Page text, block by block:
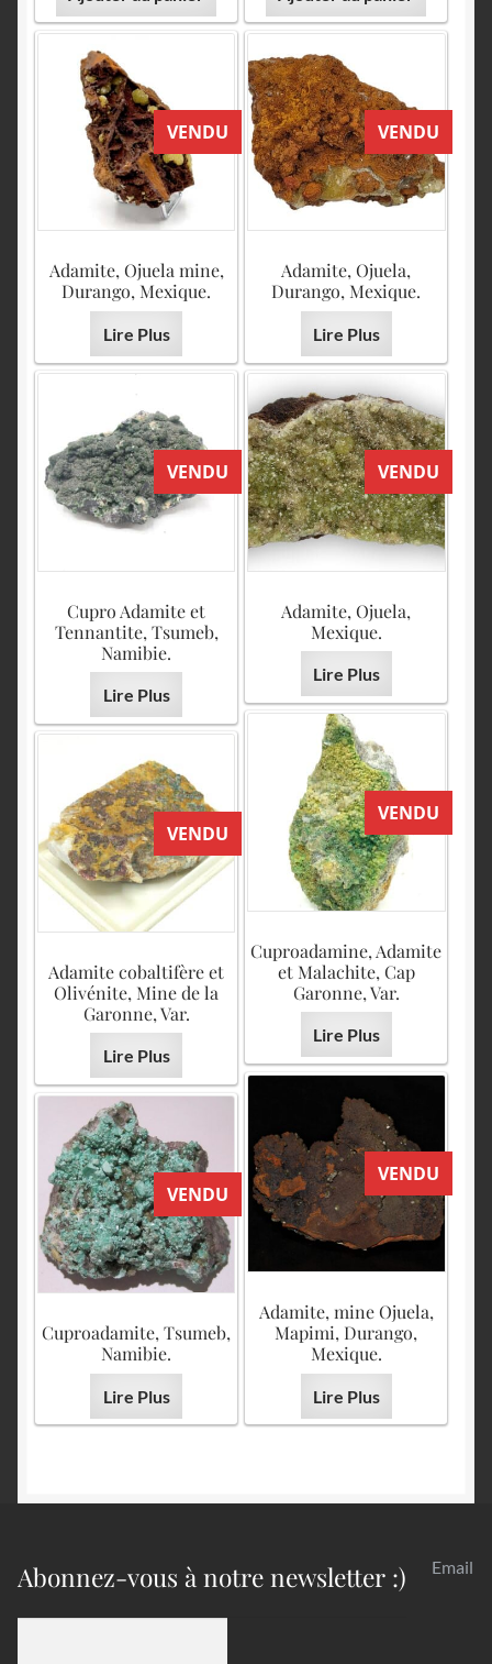
VENDU
Adamite, Ojuela mine,
Durango, Mexique.
Lire Plus
VENDU
Adamite, Ojuela,
Durango, Mexique.
Lire Plus
VENDU
Cupro Adamite et
Tennantite, Tsumeb,
Namibie.
Lire Plus
VENDU
Adamite, Ojuela,
Mexique.
Lire Plus
VENDU
Cuproadamine, Adamite
et Malachite, Cap
Garonne, Var.
Lire Plus
VENDU
Adamite cobaltifère et
Olivénite, Mine de la
Garonne, Var.
Lire Plus
VENDU
Adamite, mine Ojuela,
Mapimi, Durango,
Mexique.
Lire Plus
VENDU
Cuproadamite, Tsumeb,
Namibie.
Lire Plus
Abonnez-vous à notre newsletter :) Email